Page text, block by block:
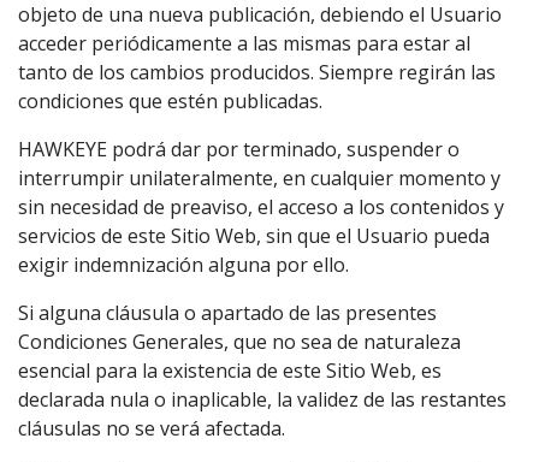
objeto de una nueva publicación, debiendo el Usuario
acceder periódicamente a las mismas para estar al
tanto de los cambios producidos. Siempre regirán las
condiciones que estén publicadas.
HAWKEYE podrá dar por terminado, suspender o
interrumpir unilateralmente, en cualquier momento y
sin necesidad de preaviso, el acceso a los contenidos y
servicios de este Sitio Web, sin que el Usuario pueda
exigir indemnización alguna por ello.
Si alguna cláusula o apartado de las presentes
Condiciones Generales, que no sea de naturaleza
esencial para la existencia de este Sitio Web, es
declarada nula o inaplicable, la validez de las restantes
cláusulas no se verá afectada.